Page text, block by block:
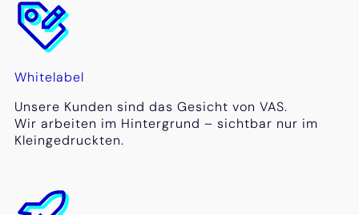
Whitelabel
Unsere Kunden sind das Gesicht von VAS.
Wir arbeiten im Hintergrund – sichtbar nur im
Kleingedruckten.